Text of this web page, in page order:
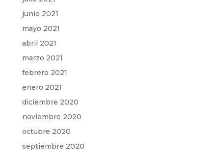
junio 2021
mayo 2021
abril 2021
marzo 2021
febrero 2021
enero 2021
diciembre 2020
noviembre 2020
octubre 2020
septiembre 2020